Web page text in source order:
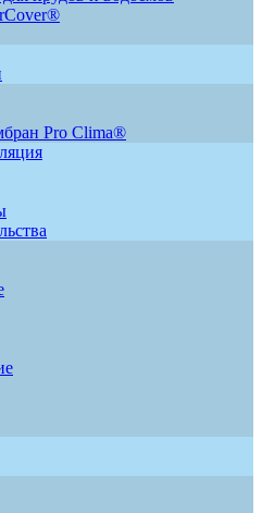
Pro Clima®